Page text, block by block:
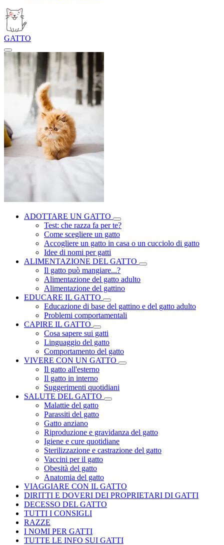
GATTO
ADOTTARE UN GATTO
Test: che razza fa per te?
Come scegliere un gatto
Accogliere un gatto in casa o un cucciolo di gatto
Idee di nomi per gatti
ALIMENTAZIONE DEL GATTO
Il gatto può mangiare...?
Alimentazione del gatto adulto
Alimentazione del gattino
EDUCARE IL GATTO
Educazione di base del gattino e del gatto adulto
Problemi comportamentali
CAPIRE IL GATTO
Cosa sapere sui gatti
Linguaggio del gatto
Comportamento del gatto
VIVERE CON UN GATTO
Il gatto all'esterno
Il gatto in interno
Suggerimenti quotidiani
SALUTE DEL GATTO
Malattie del gatto
Parassiti del gatto
Gatto anziano
Riproduzione e gravidanza del gatto
Igiene e cure quotidiane
Sterilizzazione e castrazione del gatto
Vaccini per il gatto
Obesità del gatto
Anatomia del gatto
VIAGGIARE CON IL GATTO
DIRITTI E DOVERI DEI PROPRIETARI DI GATTI
DECESSO DEL GATTO
TUTTI I CONSIGLI
RAZZE
I NOMI PER GATTI
TUTTE LE INFO SUI GATTI